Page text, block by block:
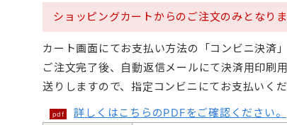
ショッピングカートからのご注文のみとなりま
カート画面にてお支払い方法の「コンビニ決済
ご注文完了後、自動返信メールにて決済用印刷
送りしますので、指定コンビニにてお支払いくだ
pdf 詳しくはこちらのPDFをご確認ください。